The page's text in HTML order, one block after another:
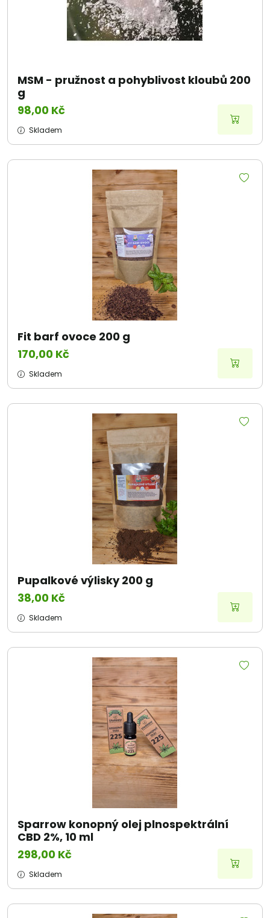
MSM - pružnost a pohyblivost kloubů 200
g
98,00 Kč
Skladem
Fit barf ovoce 200 g
170,00 Kč
Skladem
Pupalkové výlisky 200 g
38,00 Kč
Skladem
Sparrow konopný olej plnospektrální
CBD 2%, 10 ml
298,00 Kč
Skladem